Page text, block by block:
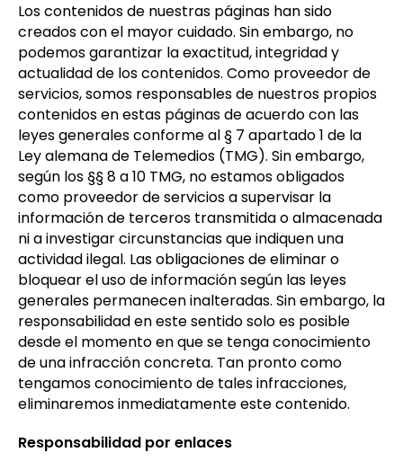
Los contenidos de nuestras páginas han sido
creados con el mayor cuidado. Sin embargo, no
podemos garantizar la exactitud, integridad y
actualidad de los contenidos. Como proveedor de
servicios, somos responsables de nuestros propios
contenidos en estas páginas de acuerdo con las
leyes generales conforme al § 7 apartado 1 de la
Ley alemana de Telemedios (TMG). Sin embargo,
según los §§ 8 a 10 TMG, no estamos obligados
como proveedor de servicios a supervisar la
información de terceros transmitida o almacenada
ni a investigar circunstancias que indiquen una
actividad ilegal. Las obligaciones de eliminar o
bloquear el uso de información según las leyes
generales permanecen inalteradas. Sin embargo, la
responsabilidad en este sentido solo es posible
desde el momento en que se tenga conocimiento
de una infracción concreta. Tan pronto como
tengamos conocimiento de tales infracciones,
eliminaremos inmediatamente este contenido.
Responsabilidad por enlaces